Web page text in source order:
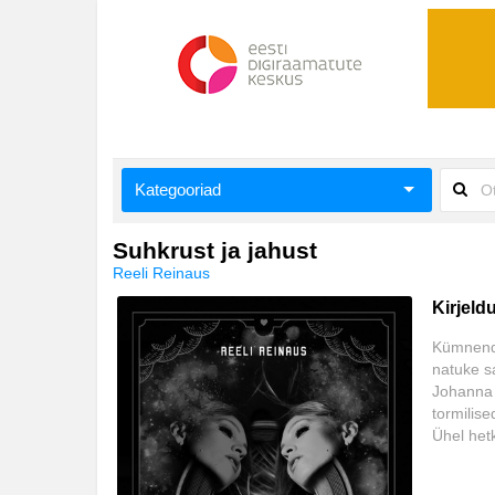
Kategooriad
Aimeraamatud lastele ja noortele
Ajalugu
Ajalugu/sõjandus
Antoloogiad/esseed
Arvutid
Suhkrust ja jahust
Reeli Reinaus
natuke
Ühel